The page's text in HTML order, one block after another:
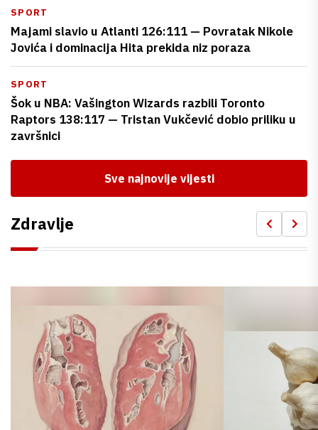
SPORT
Majami slavio u Atlanti 126:111 — Povratak Nikole
Jovića i dominacija Hita prekida niz poraza
SPORT
Šok u NBA: Vašington Wizards razbili Toronto
Raptors 138:117 — Tristan Vukčević dobio priliku u
završnici
Sve najnovije vijesti
Zdravlje